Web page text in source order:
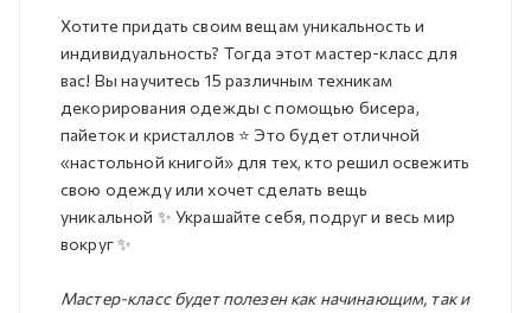
Хотите придать своим вещам уникальность и
индивидуальность? Тогда этот мастер-класс для
вас! Вы научитесь 15 различным техникам
декорирования одежды с помощью бисера,
пайеток и кристаллов ⭐️ Это будет отличной
«настольной книгой» для тех, кто решил освежить
свою одежду или хочет сделать вещь
уникальной ✨ Украшайте себя, подруг и весь мир
вокруг ✨
Мастер-класс будет полезен как начинающим, так и